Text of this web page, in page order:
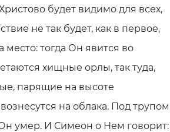
будет видимо для всех,
не так будет, как в первое,
место: тогда Он явится во
хищные орлы, так туда,
парящие на высоте
на облака. Под трупом
Он умер. И Симеон о Нем говорит: